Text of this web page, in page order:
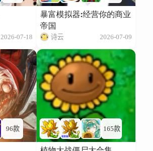
2026-07-18
暴富模拟器:经营你的商业
帝国
诗云 2026-07-09
96款 165款